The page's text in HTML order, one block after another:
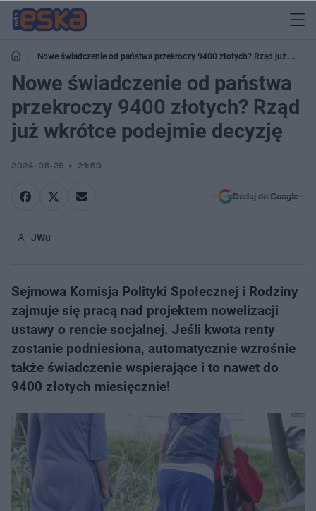
Nowe świadczenie od państwa przekroczy 9400 złotych? Rząd już
wkrótce podejmie decyzję
Nowe świadczenie od państwa
przekroczy 9400 złotych? Rząd
już wkrótce podejmie decyzję
2024-08-26 21:50
Dodaj do Google
JWu
Sejmowa Komisja Polityki Społecznej i Rodziny
zajmuje się pracą nad projektem nowelizacji
ustawy o rencie socjalnej. Jeśli kwota renty
zostanie podniesiona, automatycznie wzrośnie
także świadczenie wspierające i to nawet do
9400 złotych miesięcznie!